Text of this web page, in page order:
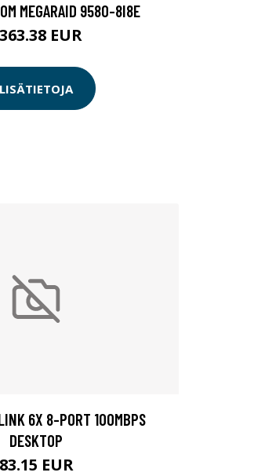
MEGARAID 9580-8I8E
EUR
LISÄTIETOJA
6X 8-PORT 100MBPS
DESKTOP
83.15 EUR